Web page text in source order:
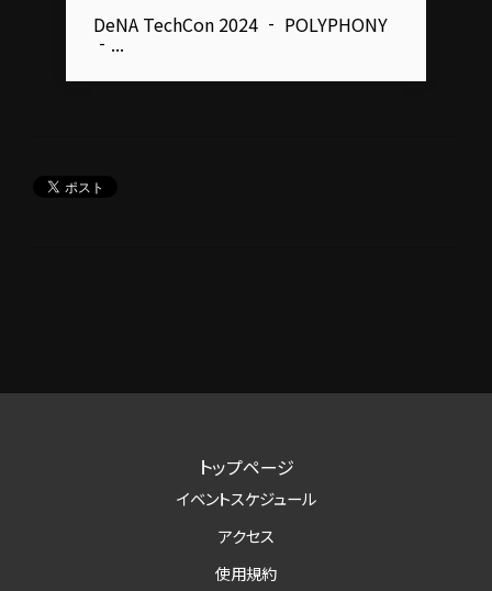
DeNA TechCon 2024 ‐ POLYPHONY
‐...
トップページ
イベントスケジュール
アクセス
使用規約